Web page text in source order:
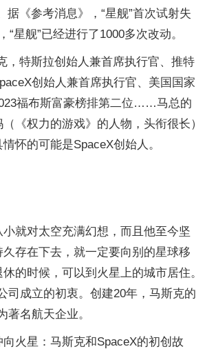
据《参考消息》，“星舰”首次试射失
“星舰”已经进行了1000多次改动。
，特斯拉创始人兼首席执行官、推特
创始人兼首席执行官、美国国家
福布斯富豪榜排第二位……马总的
《权力的游戏》的人物，头衔很长）
怀的可能是SpaceX创始人。
小就对太空充满幻想，而且他至今坚
存在下去，就一定要向别的星球移
的时候，可以到火星上的城市居住。
司成立的初衷。创建20年，马斯克的
著名航天企业。
火星：马斯克和SpaceX的初创故